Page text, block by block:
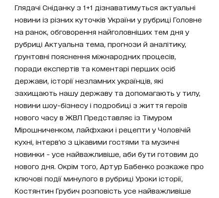
Глядачі Сніданку з 1+1 дізнаватимуться актуальні
новини із різних куточків України у рубриці Головне
на ранок, обговорення найголовніших тем дня у
рубриці Актуальна тема, прогнози й аналітику,
ґрунтовні пояснення міжнародних процесів,
поради експертів та коментарі перших осіб
держави, історії незламних українців, які
захищають нашу державу та допомагають у тилу,
новини шоу-бізнесу і подробиці з життя героїв
нового часу в ЖВЛ Представляє із Тімуром
Мірошниченком, лайфхаки і рецепти у Чоловічій
кухні, інтерв’ю з цікавими гостями та музичні
новинки - усе найважливіше, аби бути готовим до
нового дня. Окрім того, Артур Бабенко розкаже про
ключові події минулого в рубриці Уроки історії,
Костянтин Грубич розповість усе найважливіше